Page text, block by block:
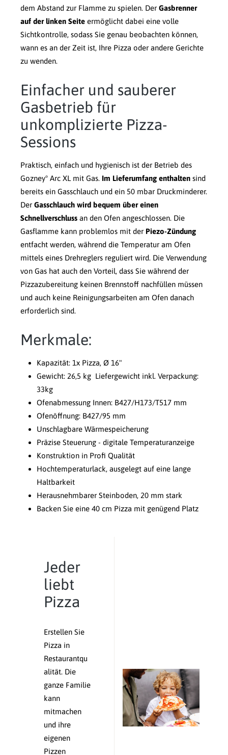
dem Abstand zur Flamme zu spielen. Der Gasbrenner
auf der linken Seite ermöglicht dabei eine volle
Sichtkontrolle, sodass Sie genau beobachten können,
wann es an der Zeit ist, Ihre Pizza oder andere Gerichte
zu wenden.
Einfacher und sauberer
Gasbetrieb für
unkomplizierte Pizza-
Sessions
Praktisch, einfach und hygienisch ist der Betrieb des
Gozney° Arc XL mit Gas. Im Lieferumfang enthalten sind
bereits ein Gasschlauch und ein 50 mbar Druckminderer.
Der Gasschlauch wird bequem über einen
Schnellverschluss an den Ofen angeschlossen. Die
Gasflamme kann problemlos mit der Piezo-Zündung
entfacht werden, während die Temperatur am Ofen
mittels eines Drehreglers reguliert wird. Die Verwendung
von Gas hat auch den Vorteil, dass Sie während der
Pizzazubereitung keinen Brennstoff nachfüllen müssen
und auch keine Reinigungsarbeiten am Ofen danach
erforderlich sind.
Merkmale:
Kapazität: 1x Pizza, Ø 16"
Gewicht: 26,5 kg Liefergewicht inkl. Verpackung:
33kg
Ofenabmessung Innen: B427/H173/T517 mm
Ofenöffnung: B427/95 mm
Unschlagbare Wärmespeicherung
Präzise Steuerung - digitale Temperaturanzeige
Konstruktion in Profi Qualität
Hochtemperaturlack, ausgelegt auf eine lange
Haltbarkeit
Herausnehmbarer Steinboden, 20 mm stark
Backen Sie eine 40 cm Pizza mit genügend Platz
Jeder
liebt
Pizza
Erstellen Sie
Pizza in
Restaurantqu
alität. Die
ganze Familie
kann
mitmachen
und ihre
eigenen
Pizzen